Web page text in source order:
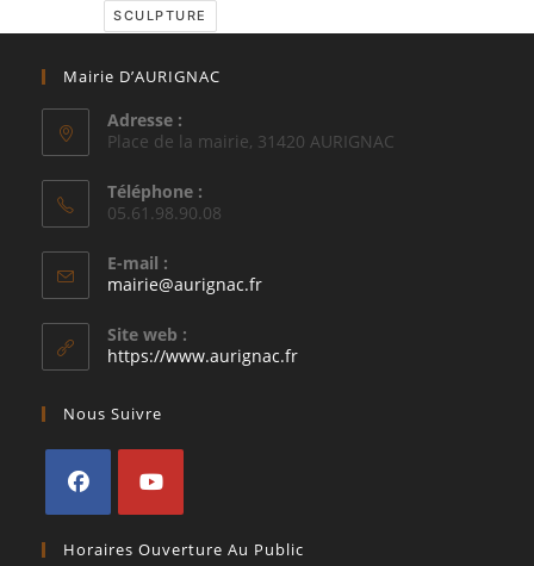
SCULPTURE
Mairie D’AURIGNAC
Adresse :
Place de la mairie, 31420 AURIGNAC
Téléphone :
05.61.98.90.08
E-mail :
mairie@aurignac.frS’ouvre
application
Site web :
https://www.aurignac.fr
Nous Suivre
dans
dans
Horaires Ouverture Au Public